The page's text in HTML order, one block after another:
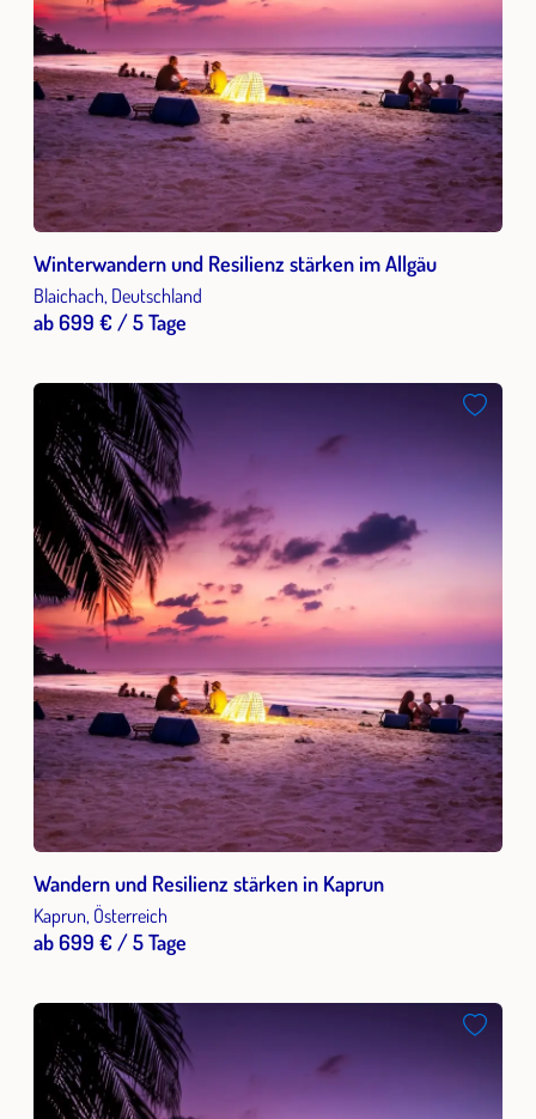
Winterwandern und Resilienz stärken im Allgäu
Blaichach, Deutschland
ab 699 € / 5 Tage
Wandern und Resilienz stärken in Kaprun
Kaprun, Österreich
ab 699 € / 5 Tage